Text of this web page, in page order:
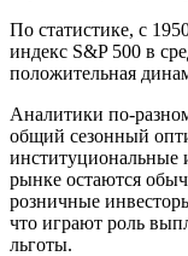
По статистике, с
индекс S&P 500 в
положительная
Аналитики по-
общий сезонный
институциональные
рынке остаются
розничные
что играют роль
льготы.